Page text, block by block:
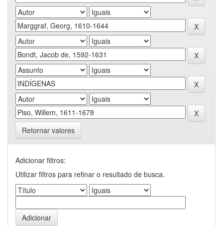
Retornar valores
Adicionar filtros:
Utilizar filtros para refinar o resultado de busca.